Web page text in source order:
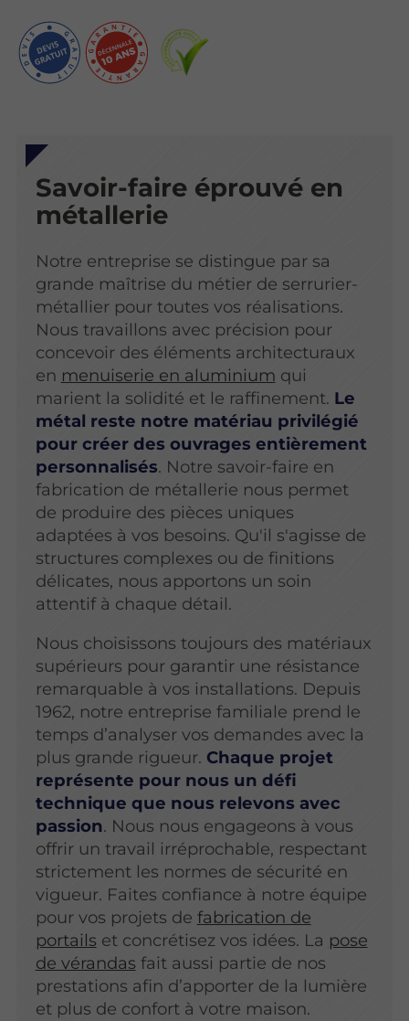
Savoir-faire éprouvé en
métallerie
Notre entreprise se distingue par sa
grande maîtrise du métier de serrurier-
métallier pour toutes vos réalisations.
Nous travaillons avec précision pour
concevoir des éléments architecturaux
en menuiserie en aluminium qui
marient la solidité et le raffinement. Le
métal reste notre matériau privilégié
pour créer des ouvrages entièrement
personnalisés. Notre savoir-faire en
fabrication de métallerie nous permet
de produire des pièces uniques
adaptées à vos besoins. Qu'il s'agisse de
structures complexes ou de finitions
délicates, nous apportons un soin
attentif à chaque détail.
Nous choisissons toujours des matériaux
supérieurs pour garantir une résistance
remarquable à vos installations. Depuis
1962, notre entreprise familiale prend le
temps d’analyser vos demandes avec la
plus grande rigueur. Chaque projet
représente pour nous un défi
technique que nous relevons avec
passion. Nous nous engageons à vous
offrir un travail irréprochable, respectant
strictement les normes de sécurité en
vigueur. Faites confiance à notre équipe
pour vos projets de fabrication de
portails et concrétisez vos idées. La pose
de vérandas fait aussi partie de nos
prestations afin d’apporter de la lumière
et plus de confort à votre maison.